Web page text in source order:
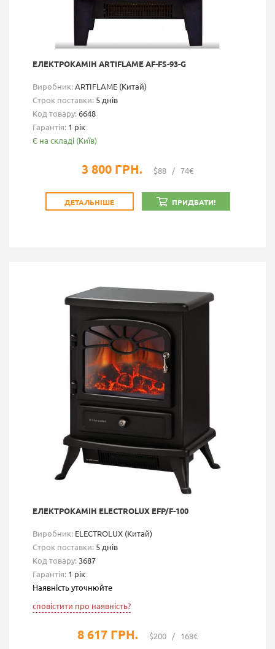
ЕЛЕКТРОКАМІН ARTIFLAME AF-FS-93-G
Виробник:ARTIFLAME (Китай)
Строк поставки: 5 днів
Код товару:6648
Гарантія: 1 рік
Є на складі (Київ)
3 800 ГРН. $88 / 74€
ДЕТАЛЬНІШЕ ПРИДБАТИ!
ЕЛЕКТРОКАМІН ELECTROLUX EFP/F-100
Виробник: ELECTROLUX (Китай)
Строк поставки: 5 днів
Код товару: 3687
Гарантія: 1 рік
Наявність уточнюйте
сповістити про наявність?
8 617 ГРН. $200 / 168€